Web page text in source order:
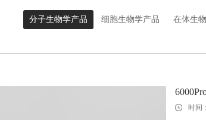
分子生物学产品 细胞生物学产品 在体生
时间